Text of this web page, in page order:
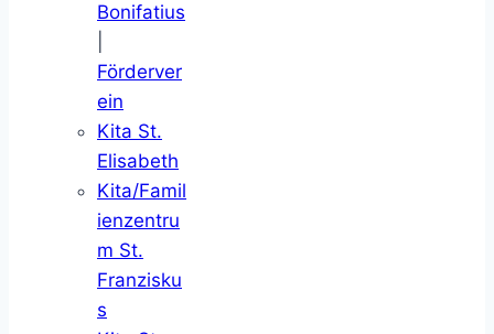
Bonifatius
Förderver
ein
Kita St.
Elisabeth
Kita/Famil
ienzentru
m St.
Franzisku
s